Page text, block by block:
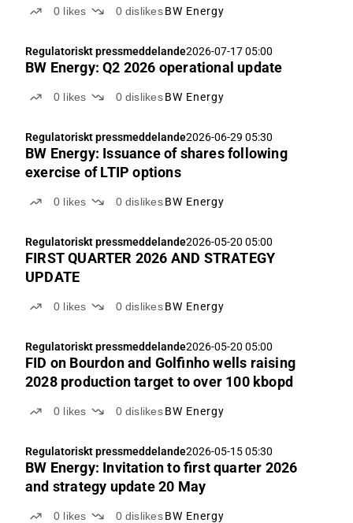
0 likes 0 dislikes BW Energy
Regulatoriskt pressmeddelande2026-07-17 05:00
BW Energy: Q2 2026 operational update
0 likes 0 dislikes BW Energy
Regulatoriskt pressmeddelande2026-06-29 05:30
BW Energy: Issuance of shares following
exercise of LTIP options
0 likes 0 dislikes BW Energy
Regulatoriskt pressmeddelande2026-05-20 05:00
FIRST QUARTER 2026 AND STRATEGY
UPDATE
0 likes 0 dislikes BW Energy
Regulatoriskt pressmeddelande2026-05-20 05:00
FID on Bourdon and Golfinho wells raising
2028 production target to over 100 kbopd
0 likes 0 dislikes BW Energy
Regulatoriskt pressmeddelande2026-05-15 05:30
BW Energy: Invitation to first quarter 2026
and strategy update 20 May
0 likes 0 dislikes BW Energy